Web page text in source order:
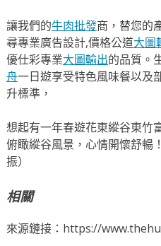
讓我們的牛肉批發商，替您的
尋專業廣告設計,價格公道大圖
優仕彩專業大圖輸出的品質。
舟一日遊享受特色風味餐以及
升標準，
想起有一年春遊花東縱谷東竹
俯瞰縱谷風景，心情開懷舒暢
振）
相關
來源鏈接：https://